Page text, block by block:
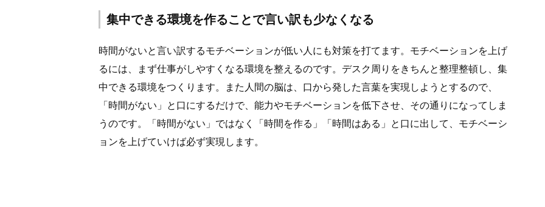
集中できる環境を作ることで言い訳も少なくなる
時間がないと言い訳するモチベーションが低い人にも対策を打てます。モチベーションを上げ
るには、まず仕事がしやすくなる環境を整えるのです。デスク周りをきちんと整理整頓し、集
中できる環境をつくります。また人間の脳は、口から発した言葉を実現しようとするので、
「時間がない」と口にするだけで、能力やモチベーションを低下させ、その通りになってしま
うのです。「時間がない」ではなく「時間を作る」「時間はある」と口に出して、モチベーシ
ョンを上げていけば必ず実現します。